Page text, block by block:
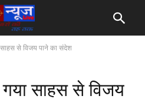
साहस से विजय पाने का संदेश
गया साहस से विजय